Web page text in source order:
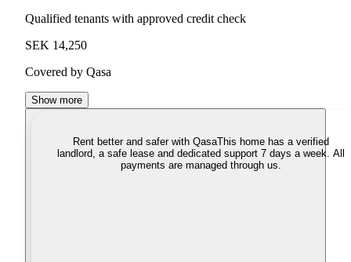
Qualified tenants with approved credit check
SEK 14,250
Covered by Qasa
Show more
Rent better and safer with QasaThis home has a verified
landlord, a safe lease and dedicated support 7 days a week. All
payments are managed through us.